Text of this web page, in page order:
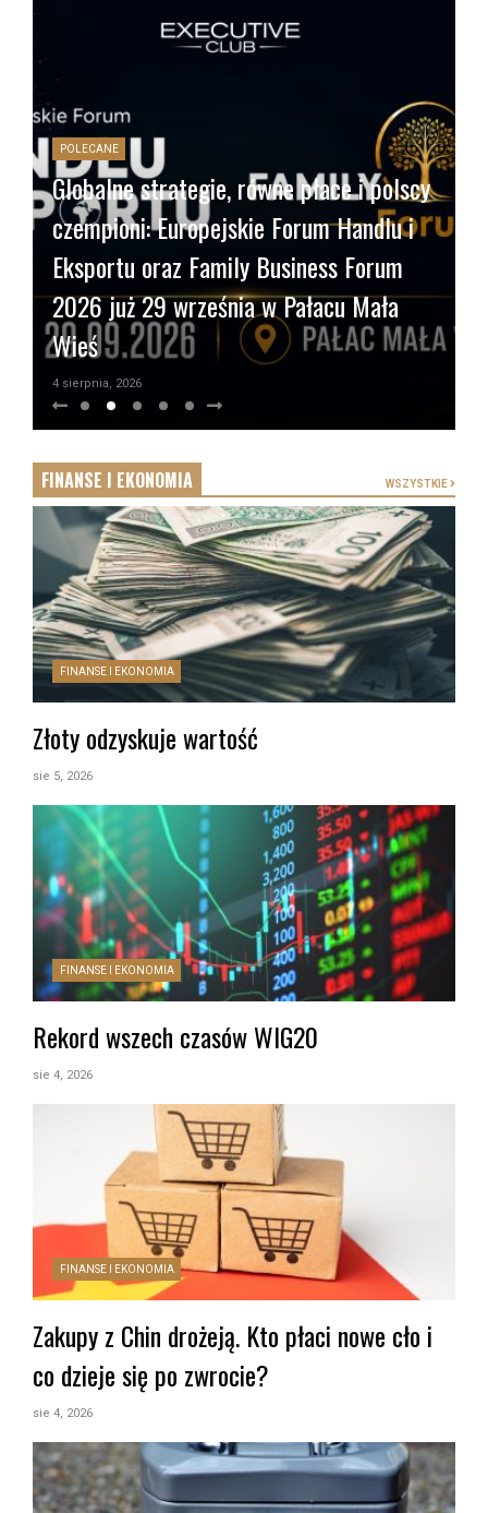
POLECANE
Globalne strategie, równe płace i polscy
czempioni: Europejskie Forum Handlu i
Eksportu oraz Family Business Forum
2026 już 29 września w Pałacu Mała
Wieś
4 sierpnia, 2026
FINANSE I EKONOMIA WSZYSTKIE
FINANSE I EKONOMIA
Złoty odzyskuje wartość
sie 5, 2026
FINANSE I EKONOMIA
Rekord wszech czasów WIG20
sie 4, 2026
FINANSE I EKONOMIA
Zakupy z Chin drożeją. Kto płaci nowe cło i
co dzieje się po zwrocie?
sie 4, 2026